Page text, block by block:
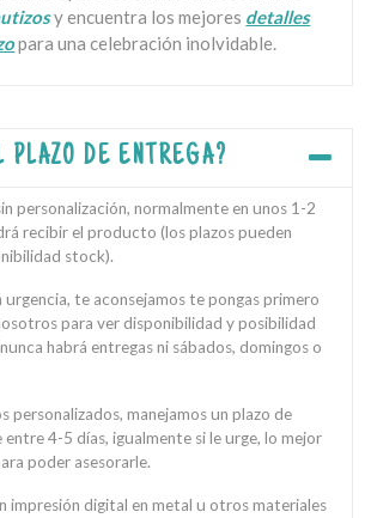
y encuentra los mejores detalles
para una celebración inolvidable.
PLAZO DE ENTREGA?
personalización, normalmente en unos 1-2
recibir el producto (los plazos pueden
stock).
urgencia, te aconsejamos te pongas primero
para ver disponibilidad y posibilidad
habrá entregas ni sábados, domingos o
personalizados, manejamos un plazo de
4-5 días, igualmente si le urge, lo mejor
poder asesorarle.
impresión digital en metal u otros materiales